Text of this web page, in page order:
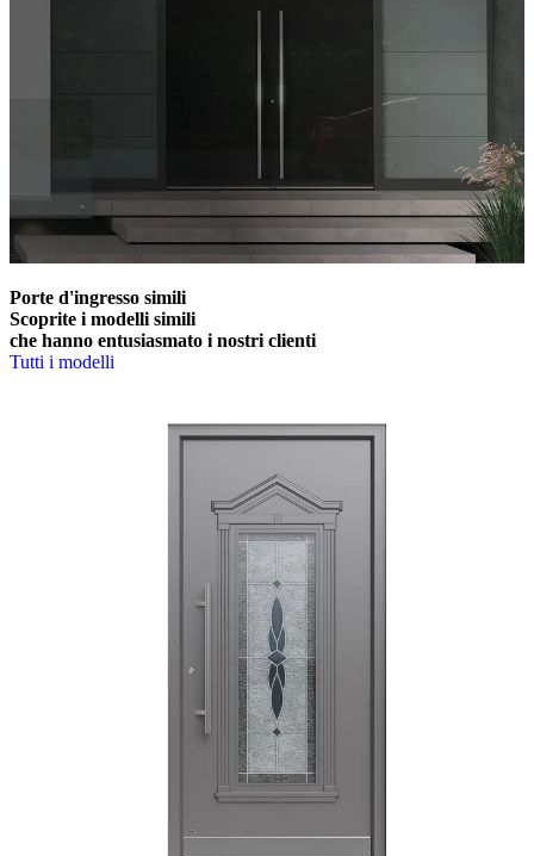
Porte d'ingresso simili
Scoprite i modelli simili
che hanno entusiasmato i nostri clienti
Tutti i modelli